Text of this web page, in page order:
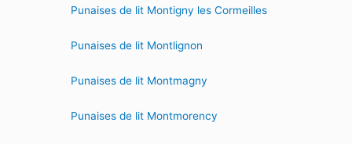
Punaises de lit Montigny les Cormeilles
Punaises de lit Montlignon
Punaises de lit Montmagny
Punaises de lit Montmorency